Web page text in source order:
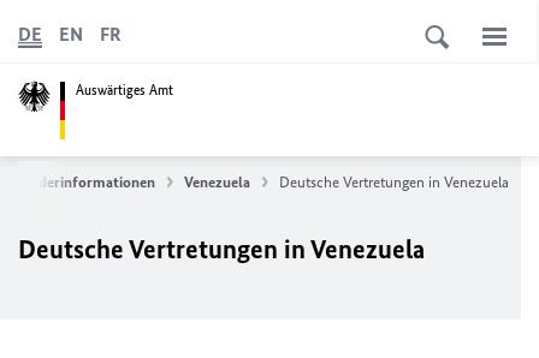
Auswärtiges Amt
DE EN FR
Länderinformationen Venezuela Deutsche Vertretungen in Venezuela
Deutsche Vertretungen in Venezuela